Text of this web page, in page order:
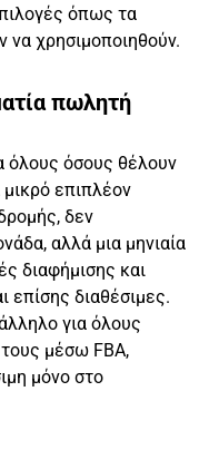
όπως τα
να χρησιμοποιηθούν.
πωλητή
όλους όσους θέλουν
επιπλέον
δεν
αλλά μια μηνιαία
διαφήμισης και
επίσης διαθέσιμες.
για όλους
μέσω FBA,
μόνο στο